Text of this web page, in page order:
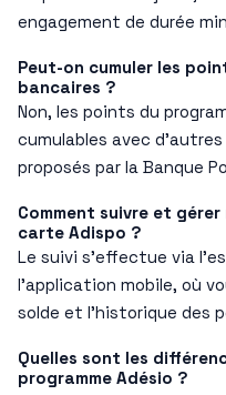
engagement de durée
Peut-on cumuler les
bancaires ?
Non, les points du
cumulables avec
proposés par la Banque
Comment suivre et
carte Adispo ?
Le suivi s’effectue via
l’application mobile, où
solde et l’historique des
Quelles sont les
programme Adésio ?